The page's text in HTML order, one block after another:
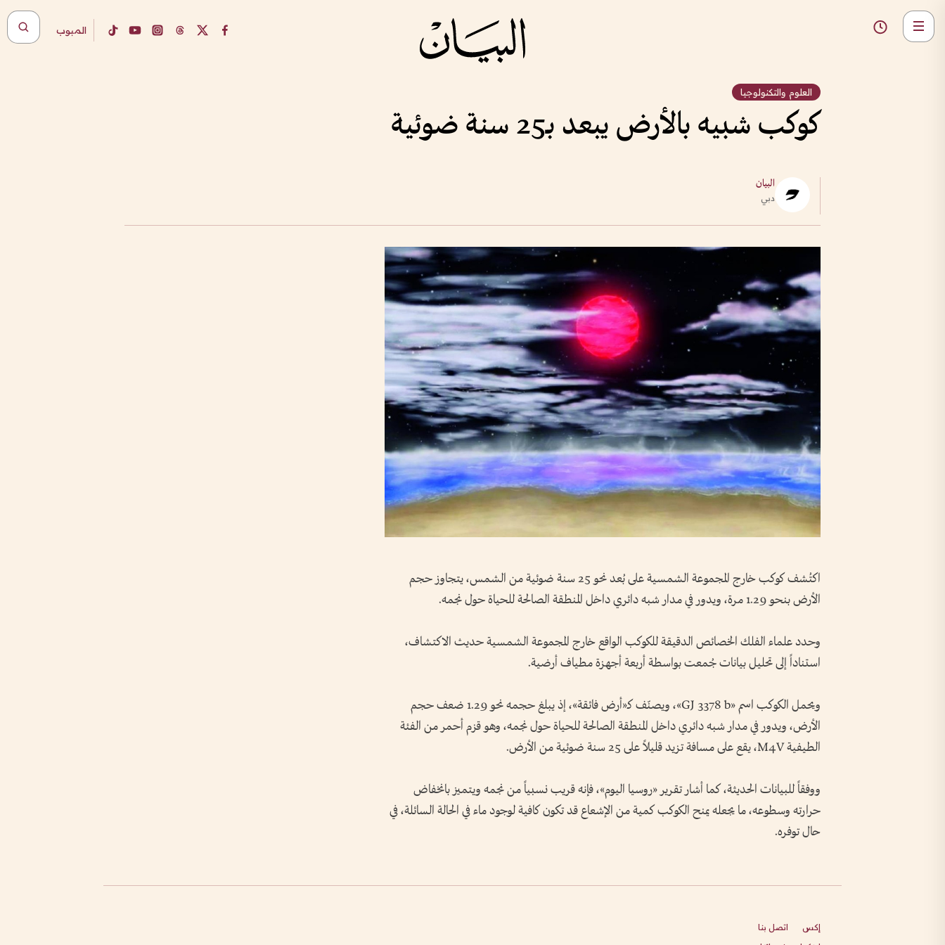
المبوب
العلوم والتكنولوجيا
كوكب شبيه بالأرض يبعد بـ25 سنة ضوئية
البيان
دبي
اكتُشف كوكب خارج المجموعة الشمسية على بُعد نحو 25 سنة ضوئية من الشمس، يتجاوز حجم
الأرض بنحو 1.29 مرة، ويدور في مدار شبه دائري داخل المنطقة الصالحة للحياة حول نجمه.
وحدد علماء الفلك الخصائص الدقيقة للكوكب الواقع خارج المجموعة الشمسية حديث الاكتشاف،
استناداً إلى تحليل بيانات جُمعت بواسطة أربعة أجهزة مطياف أرضية.
ويحمل الكوكب اسم «GJ 3378 b»، ويصنّف كـ«أرض فائقة»، إذ يبلغ حجمه نحو 1.29 ضعف حجم
الأرض، ويدور في مدار شبه دائري داخل المنطقة الصالحة للحياة حول نجمه، وهو قزم أحمر من الفئة
الطيفية M4V، يقع على مسافة تزيد قليلاً على 25 سنة ضوئية من الأرض.
ووفقاً للبيانات الحديثة، كما أشار تقرير «روسيا اليوم»، فإنه قريب نسبياً من نجمه ويتميز بانخفاض
حرارته وسطوعه، ما يجعله يمنح الكوكب كمية من الإشعاع قد تكون كافية لوجود ماء في الحالة السائلة، في
حال توفره.
إكس
اتصل بنا